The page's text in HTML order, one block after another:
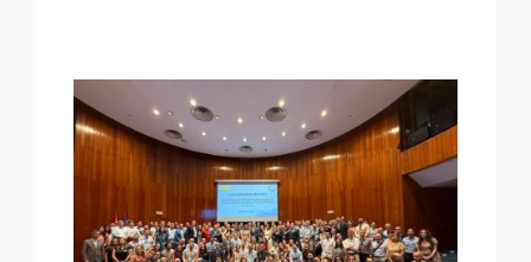
EN EL INAP CON LAS
NUEVAS PROMOCIONES
DE FUNCIONARIOS